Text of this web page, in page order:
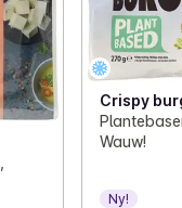
Crispy
Wauw!
Ny!